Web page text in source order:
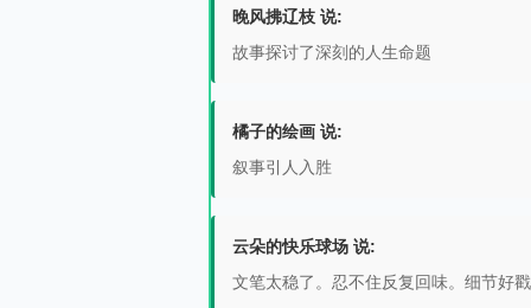
晚风拂辽枝 说:
故事探讨了深刻的人生命题
橘子的绘画 说:
叙事引人入胜
云朵的快乐球场 说:
文笔太稳了。忍不住反复回味。细节好